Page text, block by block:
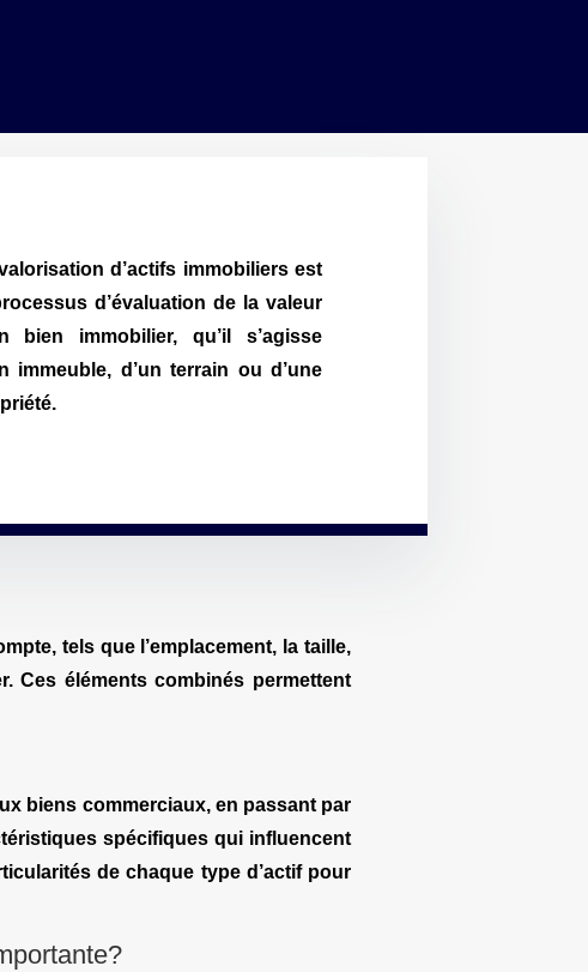
d’actifs immobiliers est
d’évaluation de la valeur
bien immobilier, qu’il s’agisse
immeuble, d’un terrain ou d’une
tels que l’emplacement, la taille,
Ces éléments combinés permettent
biens commerciaux, en passant par
spécifiques qui influencent
de chaque type d’actif pour